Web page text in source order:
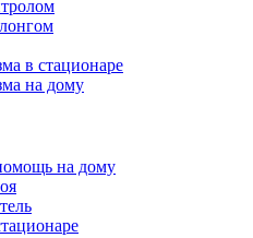
в стационаре
на дому
на дому